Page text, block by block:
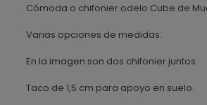
Cómoda o chifonier odelo Cube de
Varias opciones de medidas.
En la imagen son dos chifonier juntos.
Taco de 1,5 cm para apoyo en suelo.